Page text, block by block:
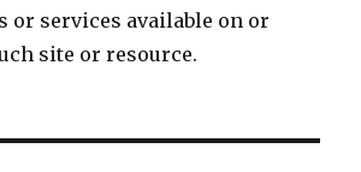
or services available on or
site or resource.